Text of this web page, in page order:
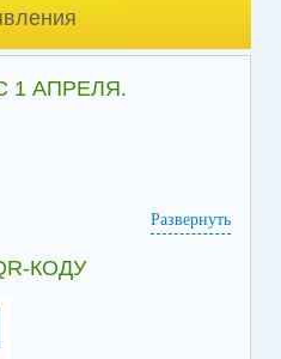
1 АПРЕЛЯ.
Развернуть
КОДУ